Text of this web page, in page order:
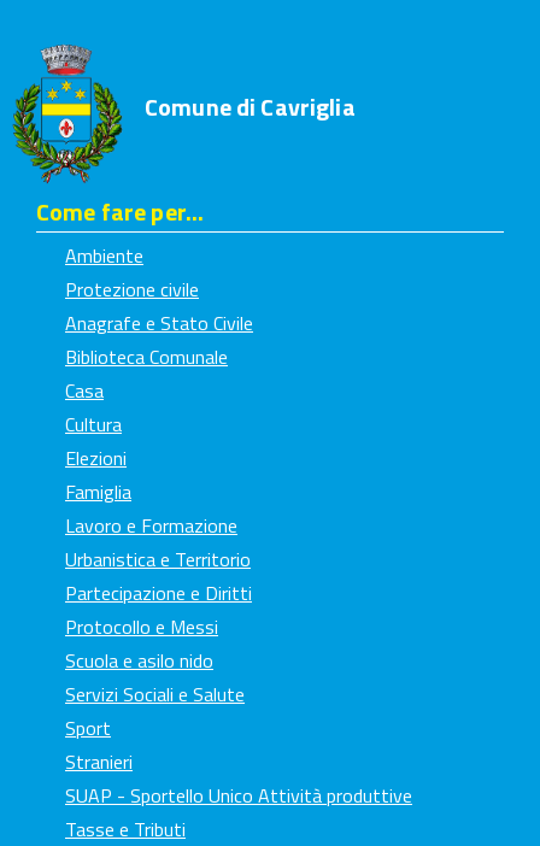
Comune di Cavriglia
Come fare per...
Ambiente
Protezione civile
Anagrafe e Stato Civile
Biblioteca Comunale
Casa
Cultura
Elezioni
Famiglia
Lavoro e Formazione
Urbanistica e Territorio
Partecipazione e Diritti
Protocollo e Messi
Scuola e asilo nido
Servizi Sociali e Salute
Sport
Stranieri
SUAP - Sportello Unico Attività produttive
Tasse e Tributi